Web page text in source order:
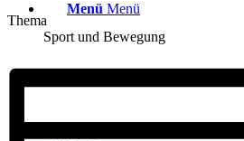
Menü Menü
Thema
Sport und Bewegung